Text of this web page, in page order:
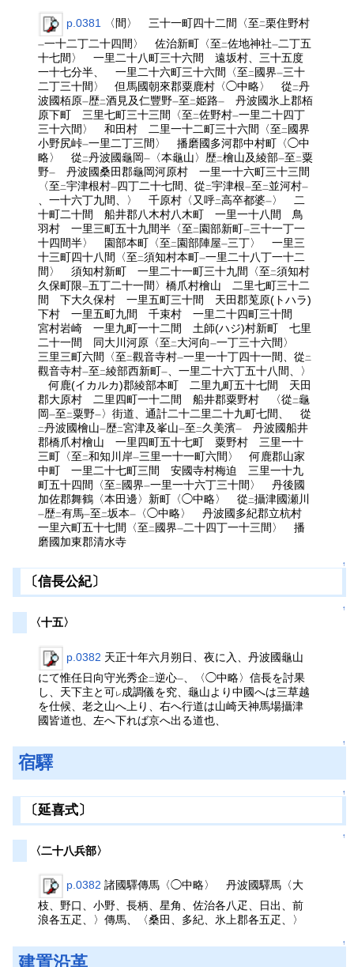
p.0381 〈間〉 三十一町四十二間〈至二栗住野村
一一十二丁二十四間〉 佐治新町〈至 二佐地神社一 二丁五
十七間〉 一里二十八町三十六間 遠坂村、三十五度
一十七分半、 一里二十六町三十六間〈至 二 國界一三十
二丁三十間〉 但馬國朝來郡粟鹿村〈◯中略〉 從 二丹
波國栢原一歴二酒見及仁豐野一至 二姫路一
丹波國氷上郡栢
原下町 三里七町三十三間〈至 二佐野村一一里二十四丁
三十六間〉 和田村 二里一十二町三十六間〈至 二 國界
小野尻峠一一里二丁三間〉 播磨國多河郡中村町〈◯中
略〉 從 二丹波國龜岡一 〈本龜山〉歴二檜山及綾部一至 二粟
野一
丹波國桑田郡龜岡河原村 一里一十六町三十三間
〈至 二宇津根村一四丁二十七間、從 二宇津根一至 二 並河村一
、一十六丁九間、〉 千原村〈又呼二高卒都婆一 〉 二
十町二十間 船井郡八木村八木町 一里一十八間 鳥
羽村 一里三町五十九間半〈至 二 園部新町一三十一丁一
十四間半〉 園部本町〈至 二 園部陣屋一三丁〉 一里三
十三町四十八間〈至 二須知村本町一一里二十八丁一十二
間〉 須知村新町 一里二十一町三十九間〈至 二須知村
久保町限一五丁二十一間〉橋爪村檜山 二里七町三十二
間 下大久保村 一里五町三十間 天田郡莵原(トハラ)
下村 一里五町九間 千束村 一里二十四町三十間
宮村岩崎 一里九町一十二間 土師(ハジ)村新町 七里
二十一間 同大川河原〈至 二 大河向一一丁三十六間〉
三里三町六間〈至 二觀音寺村一一里一十丁四十一間、從 二
觀音寺村一至 二綾部西新町一
、一里二十六丁五十八間、〉
何鹿(イカルカ)郡綾部本町 二里九町五十七間 天田
郡大原村 二里四町一十二間 船井郡粟野村 〈從 二龜
岡一至 二粟野一 〉街道、通計二十二里二十九町七間、 從
二丹波國檜山一歴二宮津及峯山一至 二 久美濱一
丹波國船井
郡橋爪村檜山 一里四町五十七町 粟野村 三里一十
三町〈至 二和知川岸一三里一十一町六間〉 何鹿郡山家
中町 一里二十七町三間 安國寺村梅迫 三里一十九
町五十四間〈至 二 國界一一里一十六丁三十間〉 丹後國
加佐郡舞鶴〈本田邊〉新町〈◯中略〉 從 二攝津國瀬川
一歴二有馬一至 二坂本一
〈◯中略〉 丹波國多紀郡立杭村
一里六町五十七間〈至 二 國界一 二十四丁一十三間〉 播
磨國加東郡清水寺
↑
〔信長公紀〕
↑
〈十五〉
p.0382 天正十年六月朔日、夜に入、丹波國龜山
にて惟任日向守光秀企二逆心一
、〈◯中略〉信長を討果
し、天下主と可レ 成調儀を究、龜山より中國へは三草越
を仕候、老之山へ上り、右へ行道は山崎天神馬場攝津
國皆道也、左へ下れば京へ出る道也、
↑
宿驛
↑
〔延喜式〕
↑
〈二十八兵部〉
p.0382 諸國驛傳馬〈◯中略〉 丹波國驛馬〈大
枝、野口、小野、長柄、星角、佐治各八疋、日出、前
浪各五疋、〉傳馬、〈桑田、多紀、氷上郡各五疋、〉
↑
建置沿革